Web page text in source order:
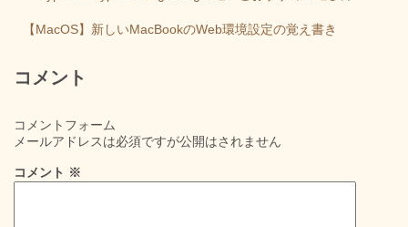
【MacOS】新しいMacBookのWeb環境設定の覚え書き
コメント
コメントフォーム
メールアドレスは必須ですが公開はされません
コメント ※